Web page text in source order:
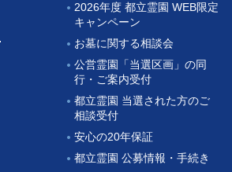
2026年度 都立霊園 WEB限定
キャンペーン
お墓に関する相談会
公営霊園「当選区画」の同
行・ご案内受付
都立霊園 当選された方のご
相談受付
安心の20年保証
都立霊園 公募情報・手続き